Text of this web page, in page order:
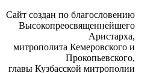
Сайт со­здан по бла­го­сло­ве­нию
Вы­со­ко­прео­свя­щен­ней­ше­го
Ари­стар­ха,
мит­ро­по­ли­та Ке­ме­ров­ско­го и
Про­ко­пьев­ско­го,
гла­вы Куз­бас­ской мит­ро­по­лии